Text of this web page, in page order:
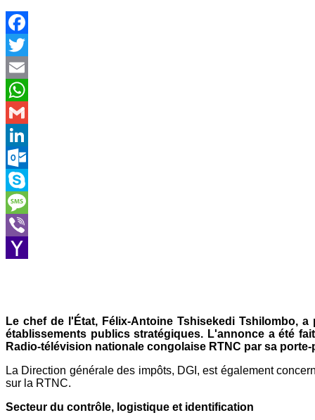
Facebook
Twitter
Email
WhatsApp
Gmail
LinkedIn
Outlook.com
Skype
Message
Viber
Le chef de l'État, Félix-Antoine Tshisekedi Tshilombo,
établissements publics stratégiques. L'annonce a été
Radio-télévision nationale congolaise RTNC par sa porte-
La Direction générale des impôts, DGI, est également
sur la RTNC.
Secteur du contrôle, logistique et identification